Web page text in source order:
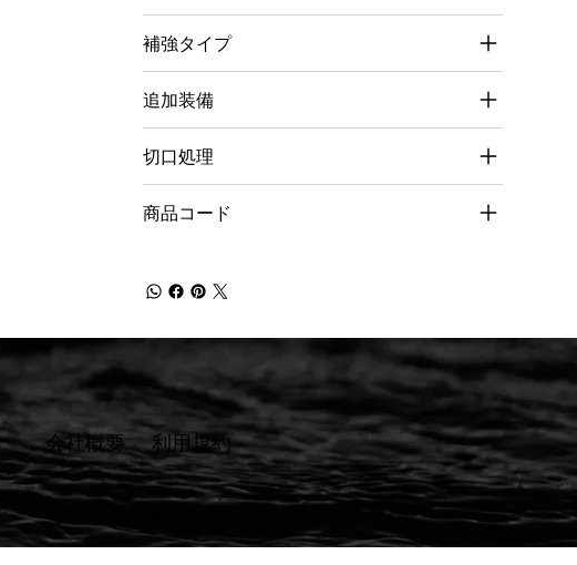
補強タイプ
追加装備
切口処理
商品コード
​会社概要 ​利用規約